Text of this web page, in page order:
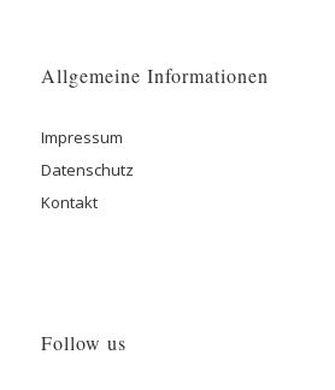
Allgemeine Informationen
Impressum
Datenschutz
Kontakt
Follow us